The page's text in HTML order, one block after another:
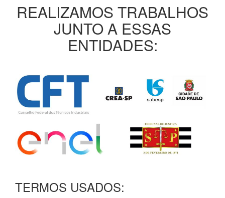
REALIZAMOS TRABALHOS
JUNTO A ESSAS
ENTIDADES:
TERMOS USADOS: